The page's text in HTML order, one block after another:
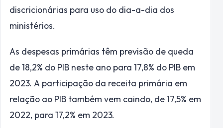
discricionárias para uso do dia-a-dia dos
ministérios.
As despesas primárias têm previsão de queda
de 18,2% do PIB neste ano para 17,8% do PIB em
2023. A participação da receita primária em
relação ao PIB também vem caindo, de 17,5% em
2022, para 17,2% em 2023.